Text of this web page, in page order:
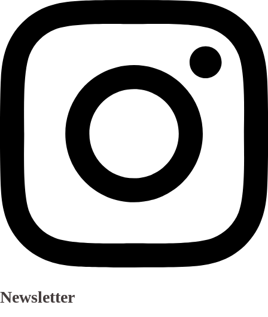
Newsletter